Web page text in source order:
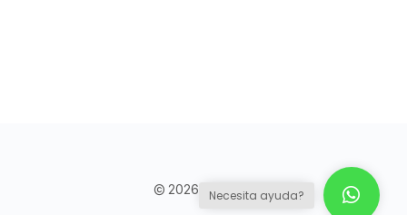
© 2026 - CouncilNecesita ayuda?